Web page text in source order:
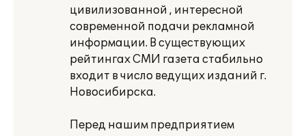
цивилизованной , интересной
современной подачи рекламной
информации. В существующих
рейтингах СМИ газета стабильно
входит в число ведущих изданий г.
Новосибирска.
Перед нашим предприятием